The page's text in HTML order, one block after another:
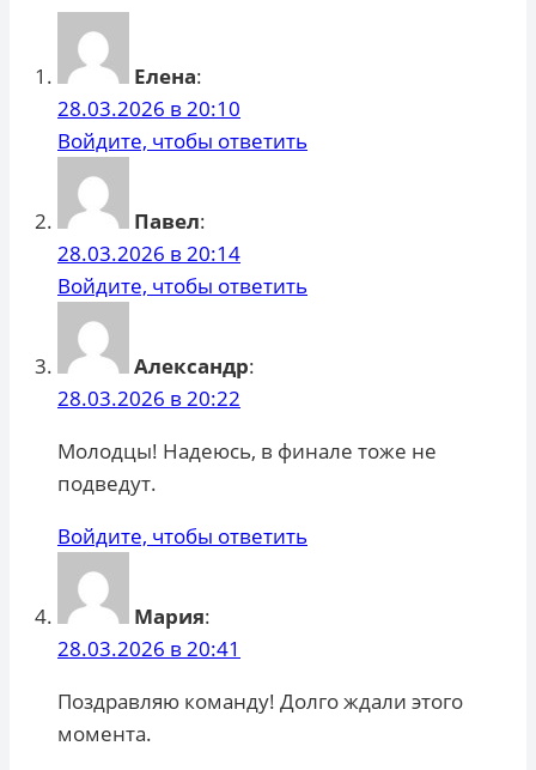
Елена:
28.03.2026 в 20:10
Войдите, чтобы ответить
Павел:
28.03.2026 в 20:14
Войдите, чтобы ответить
Александр:
28.03.2026 в 20:22
Молодцы! Надеюсь, в финале тоже не
подведут.
Войдите, чтобы ответить
Мария:
28.03.2026 в 20:41
Поздравляю команду! Долго ждали этого
момента.